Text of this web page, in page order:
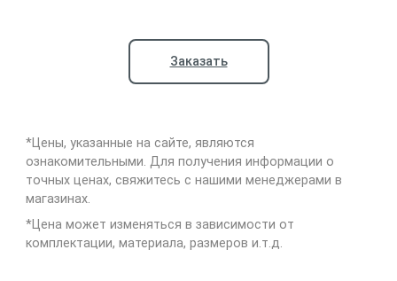
Заказать
*Цены, указанные на сайте, являются
ознакомительными. Для получения информации о
точных ценах, свяжитесь с нашими менеджерами в
магазинах.
*Цена может изменяться в зависимости от
комплектации, материала, размеров и.т.д.